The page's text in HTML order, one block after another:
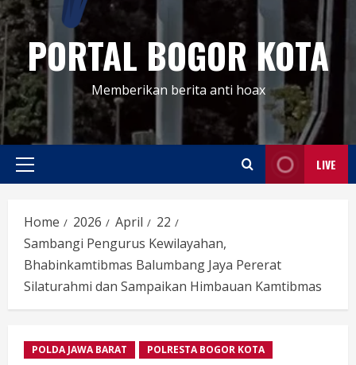
PORTAL BOGOR KOTA
Memberikan berita anti hoax
Primary
LIVE
Home 2026 April
22
Sambangi Pengurus Kewilayahan,
Bhabinkamtibmas Balumbang Jaya Pererat
Silaturahmi dan Sampaikan Himbauan Kamtibmas
POLDA JAWA BARAT POLRESTA BOGOR KOTA